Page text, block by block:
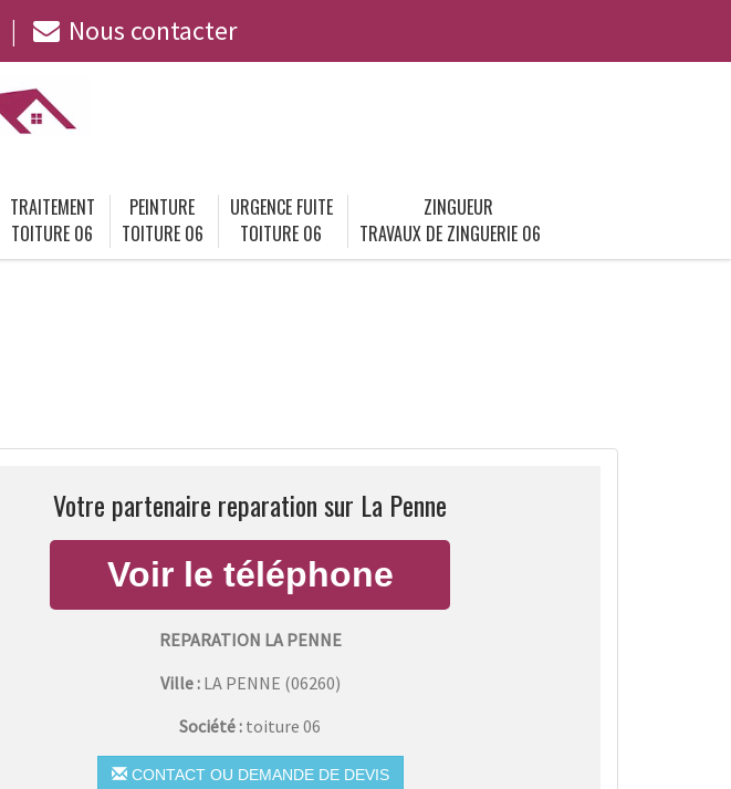
Nous contacter
TRAITEMENT
TOITURE 06
PEINTURE
TOITURE 06
URGENCE FUITE
TOITURE 06
ZINGUEUR
TRAVAUX DE ZINGUERIE 06
Votre partenaire reparation sur La Penne
REPARATION LA PENNE
Ville : LA PENNE (06260)
Société : toiture 06
CONTACT OU DEMANDE DE DEVIS